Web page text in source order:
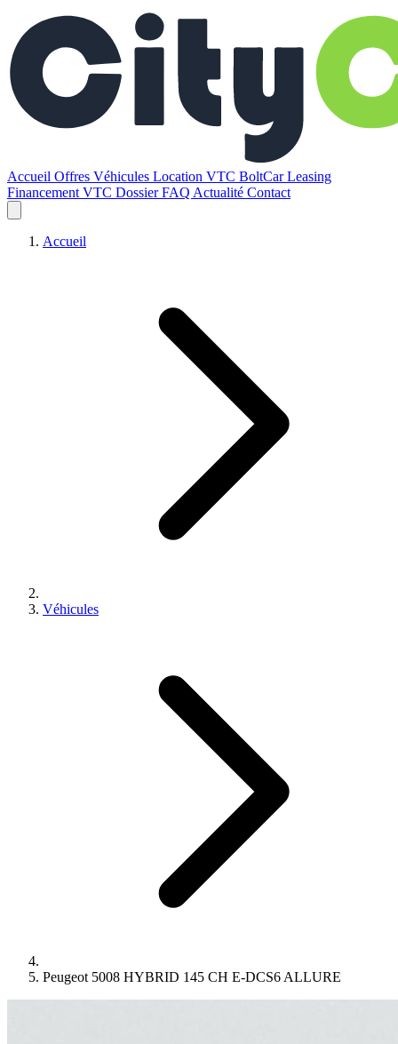
Accueil Offres Véhicules Location VTC BoltCarLeasing
Financement VTC DossierFAQ Actualité Contact
Accueil
Véhicules
Peugeot 5008 HYBRID 145 CH E-DCS6 ALLURE